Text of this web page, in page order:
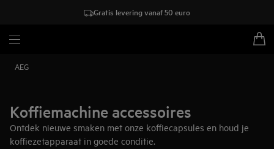
Gratis levering vanaf 50 euro
AEG
Koffiemachine accessoires
Ontdek nieuwe smaken met onze koffiecapsules en houd je
koffiezetapparaat in goede conditie.